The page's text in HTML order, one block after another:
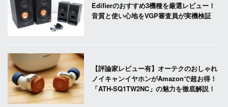
Edifierのおすすめ3機種を厳選レビュー！
音質と使い心地をVGP審査員が実機検証
【評論家レビュー有】オーテクのおしゃれ
ノイキャンイヤホンがAmazonで超お得！
「ATH-SQ1TW2NC」の魅力を徹底解説！